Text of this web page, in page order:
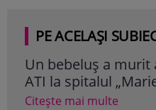
PE ACELAȘI
Un bebeluș a murit
ATI la spitalul
Citește mai multe